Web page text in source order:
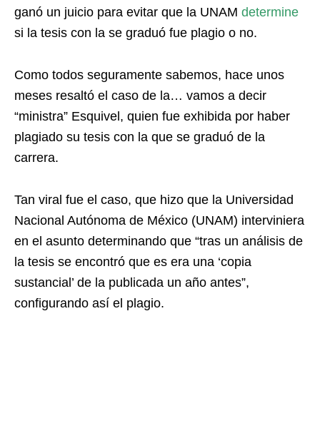
ganó un juicio para evitar que la UNAM determine
si la tesis con la se graduó fue plagio o no.
Como todos seguramente sabemos, hace unos
meses resaltó el caso de la… vamos a decir
“ministra” Esquivel, quien fue exhibida por haber
plagiado su tesis con la que se graduó de la
carrera.
Tan viral fue el caso, que hizo que la Universidad
Nacional Autónoma de México (UNAM) interviniera
en el asunto determinando que “tras un análisis de
la tesis se encontró que es era una ‘copia
sustancial’ de la publicada un año antes”,
configurando así el plagio.